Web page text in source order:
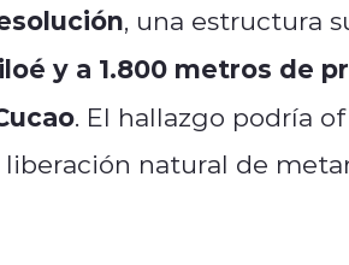
, una estructura
y a 1.800 metros de
. El hallazgo podría
liberación natural de